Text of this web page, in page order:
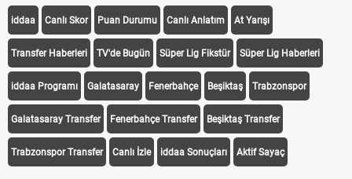
iddaa Canlı Skor Puan Durumu Canlı Anlatım At Yarışı
Transfer Haberleri TV'de Bugün Süper Lig Fikstür Süper Lig Haberleri
iddaa Programı Galatasaray Fenerbahçe Beşiktaş Trabzonspor
Galatasaray Transfer Fenerbahçe Transfer Beşiktaş Transfer
Trabzonspor Transfer Canlı İzle iddaa Sonuçları Aktif Sayaç